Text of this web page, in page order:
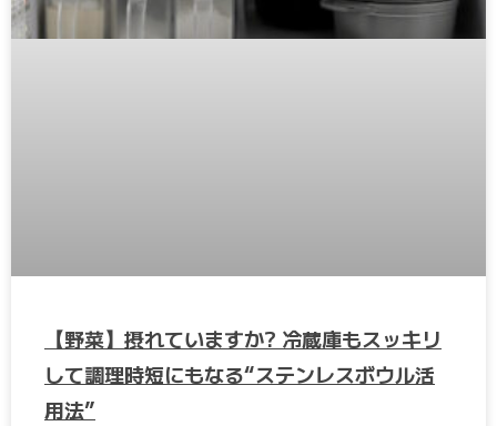
【野菜】摂れていますか? 冷蔵庫もスッキリ
して調理時短にもなる“ステンレスボウル活
用法”